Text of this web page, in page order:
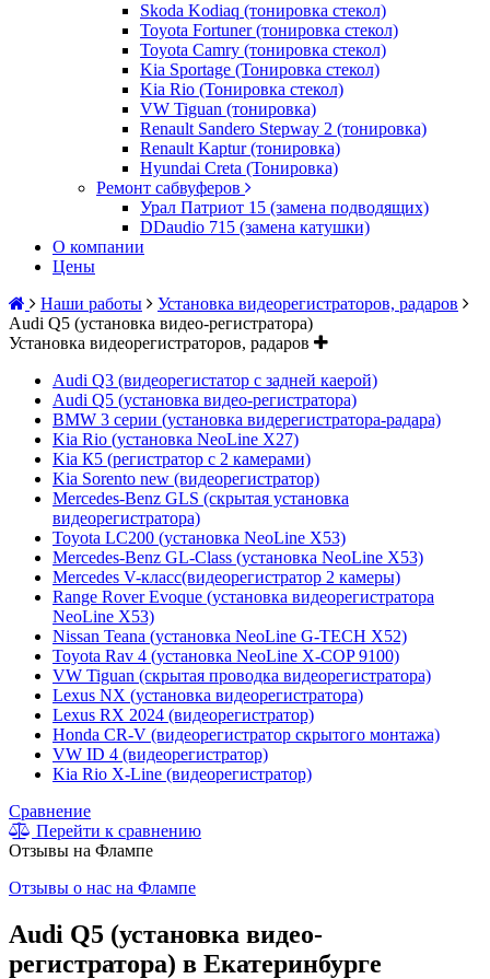
Skoda Kodiaq (тонировка стекол)
Toyota Fortuner (тонировка стекол)
Toyota Camry (тонировка стекол)
Kia Sportage (Тонировка стекол)
Kia Rio (Тонировка стекол)
VW Tiguan (тонировка)
Renault Sandero Stepway 2 (тонировка)
Renault Kaptur (тонировка)
Hyundai Creta (Тонировка)
Ремонт сабвуферов
Урал Патриот 15 (замена подводящих)
DDaudio 715 (замена катушки)
О компании
Цены
Наши работы
Установка видеорегистраторов, радаров
Audi Q5 (установка видео-регистратора)
Установка видеорегистраторов, радаров
Audi Q3 (видеорегистатор с задней каерой)
Audi Q5 (установка видео-регистратора)
BMW 3 серии (установка видерегистратора-радара)
Kia Rio (установка NeoLine X27)
Kia К5 (регистратор с 2 камерами)
Kia Sorento new (видеорегистратор)
Mercedes-Benz GLS (скрытая установка
видеорегистратора)
Toyota LC200 (установка NeoLine X53)
Mercedes-Benz GL-Class (установка NeoLine X53)
Mercedes V-класс(видеорегистратор 2 камеры)
Range Rover Evoque (установка видеорегистратора
NeoLine X53)
Nissan Teana (установка NeoLine G-TECH X52)
Toyota Rav 4 (установка NeoLine X-COP 9100)
VW Tiguan (скрытая проводка видеорегистратора)
Lexus NX (установка видеорегистратора)
Lexus RX 2024 (видеорегистратор)
Honda CR-V (видеорегистратор скрытого монтажа)
VW ID 4 (видеорегистратор)
Kia Rio X-Line (видеорегистратор)
Сравнение
Перейти к сравнению
Отзывы на Флампе
Отзывы о нас на Флампе
Audi Q5 (установка видео-
регистратора) в Екатеринбурге